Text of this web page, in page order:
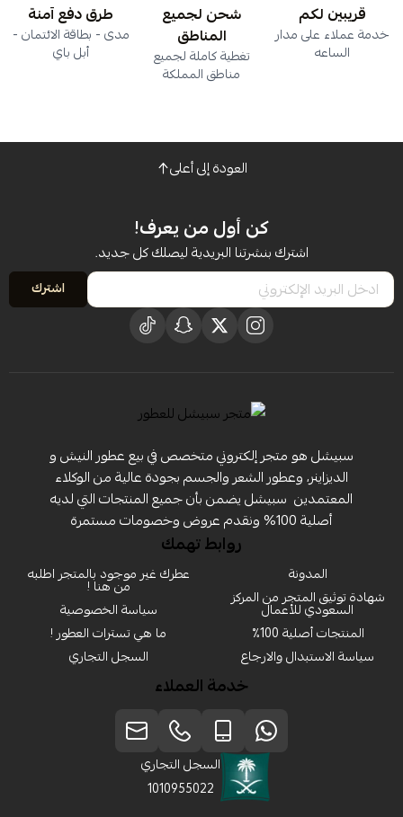
قريبين لكم
خدمة عملاء على مدار
الساعه
شحن لجميع
المناطق
تغطية كاملة لجميع
مناطق المملكة
طرق دفع آمنة
مدى - بطاقة الائتمان -
أبل باي
العودة إلى أعلى
كن أول من يعرف!
اشترك بنشرتنا البريدية ليصلك كل جديد.
اشترك
سبيشل هو متجر إلكتروني متخصص في بيع عطور النيش و
الديزاينر، وعطور الشعر والجسم بجودة عالية من الوكلاء
المعتمدين ‏ سبيشل يضمن بأن جميع المنتجات التي لديه
أصلية 100% ونقدم عروض وخصومات مستمرة
روابط تهمك
المدونة
شهادة توثيق المتجر من المركز
السعودي للأعمال
المنتجات أصلية 100٪
سياسة الاستبدال والارجاع
عطرك غير موجود بالمتجر اطلبه
من هنا !
سياسة الخصوصية
ما هي تسترات العطور !
السجل التجاري
خدمة العملاء
السجل التجاري
1010955022